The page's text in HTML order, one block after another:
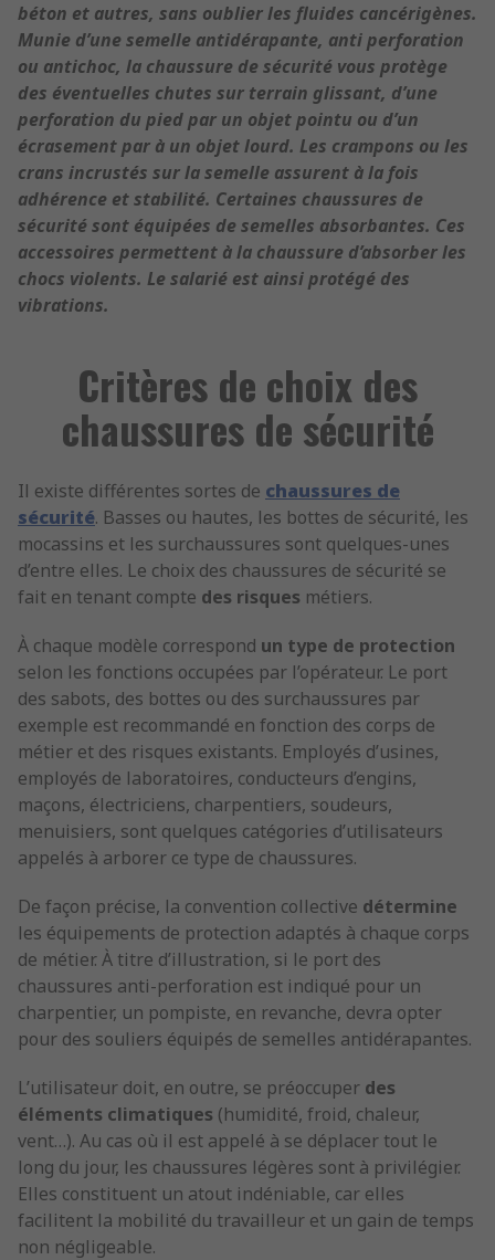
béton et autres, sans oublier les fluides cancérigènes.
Munie d’une semelle antidérapante, anti perforation
ou antichoc, la chaussure de sécurité vous protège
des éventuelles chutes sur terrain glissant, d’une
perforation du pied par un objet pointu ou d’un
écrasement par à un objet lourd. Les crampons ou les
crans incrustés sur la semelle assurent à la fois
adhérence et stabilité. Certaines chaussures de
sécurité sont équipées de semelles absorbantes. Ces
accessoires permettent à la chaussure d’absorber les
chocs violents. Le salarié est ainsi protégé des
vibrations.
Critères de choix des
chaussures de sécurité
Il existe différentes sortes de chaussures de
sécurité. Basses ou hautes, les bottes de sécurité, les
mocassins et les surchaussures sont quelques-unes
d’entre elles. Le choix des chaussures de sécurité se
fait en tenant compte des risques métiers.
À chaque modèle correspond un type de protection
selon les fonctions occupées par l’opérateur. Le port
des sabots, des bottes ou des surchaussures par
exemple est recommandé en fonction des corps de
métier et des risques existants. Employés d’usines,
employés de laboratoires, conducteurs d’engins,
maçons, électriciens, charpentiers, soudeurs,
menuisiers, sont quelques catégories d’utilisateurs
appelés à arborer ce type de chaussures.
De façon précise, la convention collective détermine
les équipements de protection adaptés à chaque corps
de métier. À titre d’illustration, si le port des
chaussures anti-perforation est indiqué pour un
charpentier, un pompiste, en revanche, devra opter
pour des souliers équipés de semelles antidérapantes.
L’utilisateur doit, en outre, se préoccuper des
éléments climatiques (humidité, froid, chaleur,
vent…). Au cas où il est appelé à se déplacer tout le
long du jour, les chaussures légères sont à privilégier.
Elles constituent un atout indéniable, car elles
facilitent la mobilité du travailleur et un gain de temps
non négligeable.